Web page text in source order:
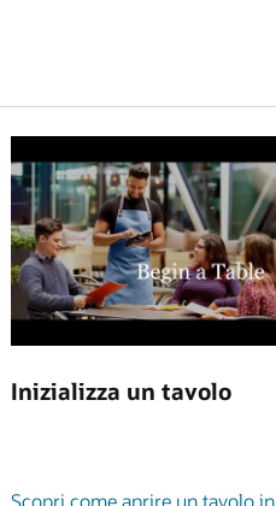
Inizializza un tavolo
Scopri come aprire un tavolo in